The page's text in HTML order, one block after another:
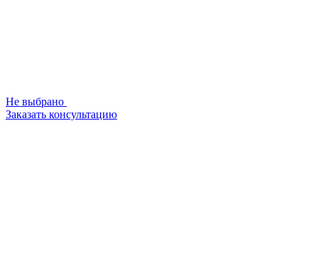
Не выбрано
Заказать консультацию